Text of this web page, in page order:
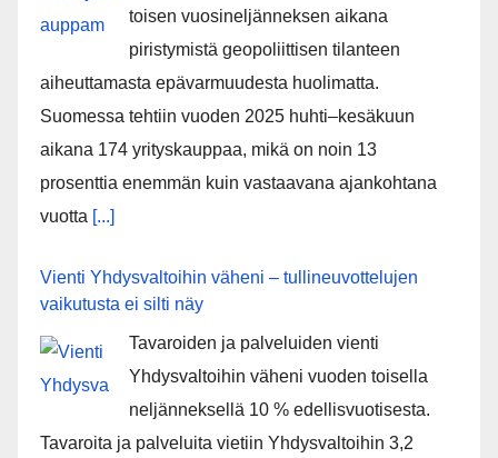
toisen vuosineljänneksen aikana
piristymistä geopoliittisen tilanteen
aiheuttamasta epävarmuudesta huolimatta.
Suomessa tehtiin vuoden 2025 huhti–kesäkuun
aikana 174 yrityskauppaa, mikä on noin 13
prosenttia enemmän kuin vastaavana ajankohtana
vuotta [...]
Vienti Yhdysvaltoihin väheni – tullineuvottelujen
vaikutusta ei silti näy
Tavaroiden ja palveluiden vienti
Yhdysvaltoihin väheni vuoden toisella
neljänneksellä 10 % edellisvuotisesta.
Tavaroita ja palveluita vietiin Yhdysvaltoihin 3,2